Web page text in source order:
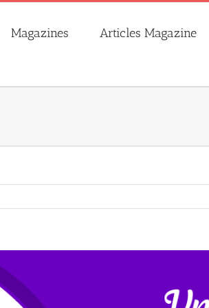
Magazines Articles Magazine